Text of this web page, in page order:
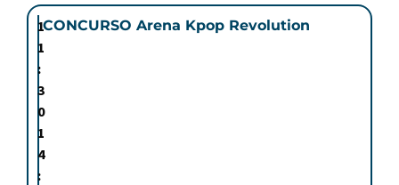
1
1
:
3
0
1
4
:
CONCURSO Arena Kpop Revolution